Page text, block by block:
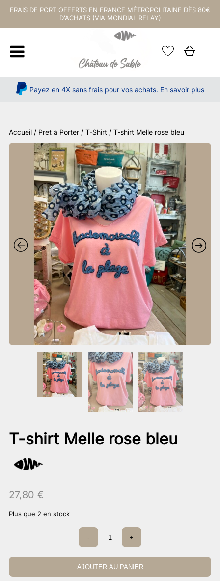
FRAIS DE PORT OFFERTS EN FRANCE MÉTROPOLITAINE DÈS 80€
D'ACHATS (VIA MONDIAL RELAY)
Payez en 4X sans frais pour vos achats. En savoir plus
Accueil / Pret à Porter / T-Shirt / T-shirt Melle rose bleu
T-shirt Melle rose bleu
27,80 €
Plus que 2 en stock
quantité
T-
shirt
Melle
- +
AJOUTER AU PANIER